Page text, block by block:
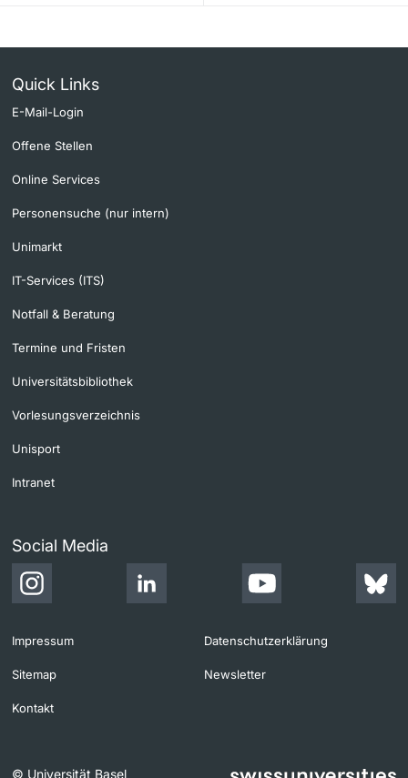
Quick Links
E-Mail-Login
Offene Stellen
Online Services
Personensuche (nur intern)
Unimarkt
IT-Services (ITS)
Notfall & Beratung
Termine und Fristen
Universitätsbibliothek
Vorlesungsverzeichnis
Unisport
Intranet
Social Media
Impressum Datenschutzerklärung
Sitemap Newsletter
Kontakt
© Universität Basel